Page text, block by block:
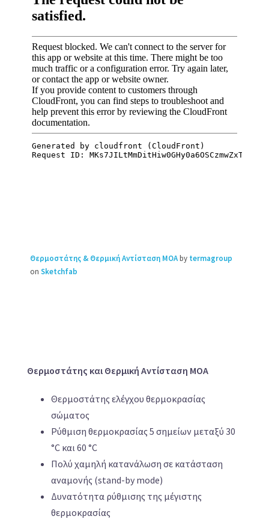
Θερμοστάτης & Θερμική Αντίσταση MOAby termagroup
on Sketchfab
Θερμοστάτης και Θερμική Αντίσταση MOA
Θερμοστάτης ελέγχου θερμοκρασίας
σώματος
Ρύθμιση θερμοκρασίας 5 σημείων μεταξύ 30
°C και 60 °C
Πολύ χαμηλή κατανάλωση σε κατάσταση
αναμονής (stand-by mode)
Δυνατότητα ρύθμισης της μέγιστης
θερμοκρασίας